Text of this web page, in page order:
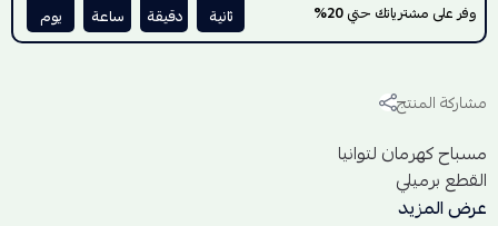
وفر على مشترياتك حتي20%
ثانية
دقيقة
ساعة
يوم
مشاركة المنتج
مسباح كهرمان لتوانيا
القطع برميلي
العدد 33
عرض المزيد